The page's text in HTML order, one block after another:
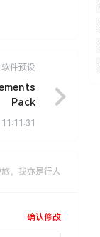
软件预设
Pack
，我亦是行人
确认修改